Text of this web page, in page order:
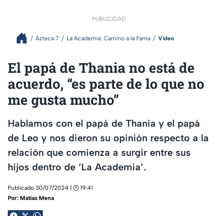
PUBLICIDAD
Azteca 7 La Academia: Camino a la Fama Video
El papá de Thania no está de
acuerdo, “es parte de lo que no
me gusta mucho”
Hablamos con el papá de Thania y el papá
de Leo y nos dieron su opinión respecto a la
relación que comienza a surgir entre sus
hijos dentro de ‘La Academia’.
Publicado 30/07/2024 | 🕑 19:41
Por: Matías Mena